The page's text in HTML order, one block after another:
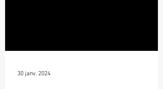
30 janv. 2024